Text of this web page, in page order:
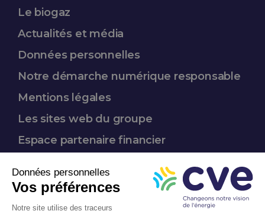
Le biogaz
Actualités et média
Données personnelles
Notre démarche numérique responsable
Mentions légales
Les sites web du groupe
Espace partenairefinancier